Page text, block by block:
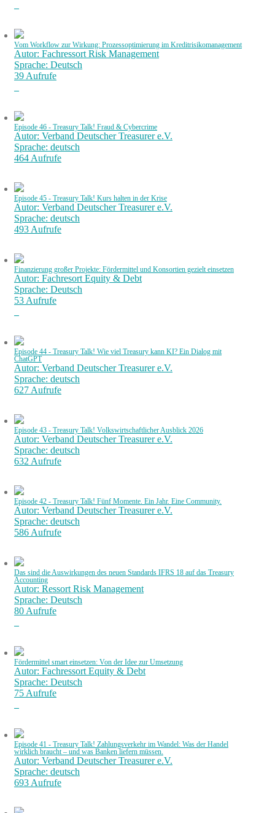
Vom Workflow zur Wirkung: Prozessoptimierung im Kreditrisikomanagement
Autor: Fachressort Risk Management
Sprache: Deutsch
39 Aufrufe
Episode 46 - Treasury Talk! Fraud & Cybercrime
Autor: Verband Deutscher Treasurer e.V.
Sprache: deutsch
464 Aufrufe
Episode 45 - Treasury Talk! Kurs halten in der Krise
Autor: Verband Deutscher Treasurer e.V.
Sprache: deutsch
493 Aufrufe
Finanzierung großer Projekte: Fördermittel und Konsortien gezielt einsetzen
Autor: Fachresort Equity & Debt
Sprache: Deutsch
53 Aufrufe
Episode 44 - Treasury Talk! Wie viel Treasury kann KI? Ein Dialog mit
ChatGPT
Autor: Verband Deutscher Treasurer e.V.
Sprache: deutsch
627 Aufrufe
Episode 43 - Treasury Talk! Volkswirtschaftlicher Ausblick 2026
Autor: Verband Deutscher Treasurer e.V.
Sprache: deutsch
632 Aufrufe
Episode 42 - Treasury Talk! Fünf Momente. Ein Jahr. Eine Community.
Autor: Verband Deutscher Treasurer e.V.
Sprache: deutsch
586 Aufrufe
Das sind die Auswirkungen des neuen Standards IFRS 18 auf das Treasury
Accounting
Autor: Ressort Risk Management
Sprache: Deutsch
80 Aufrufe
Fördermittel smart einsetzen: Von der Idee zur Umsetzung
Autor: Fachressort Equity & Debt
Sprache: Deutsch
75 Aufrufe
Episode 41 - Treasury Talk! Zahlungsverkehr im Wandel: Was der Handel
wirklich braucht – und was Banken liefern müssen.
Autor: Verband Deutscher Treasurer e.V.
Sprache: deutsch
693 Aufrufe